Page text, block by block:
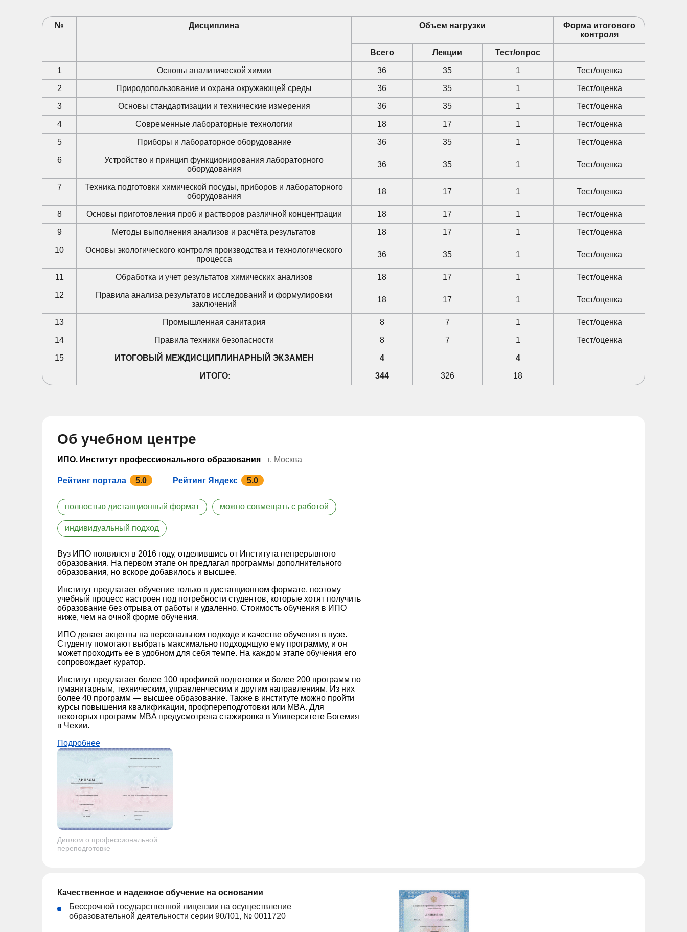
№ Дисциплина Объем нагрузки
Форма итогового
контроля
Всего Лекции Тест/опрос
1 Основы аналитической химии 36 35 1 Тест/оценка
2 Природопользование и охрана окружающей среды 36 35 1 Тест/оценка
3 Основы стандартизации и технические измерения 36 35 1 Тест/оценка
4 Современные лабораторные технологии 18 17 1 Тест/оценка
5 Приборы и лабораторное оборудование 36 35 1 Тест/оценка
6
Устройство и принцип функционирования лабораторного
оборудования
36 35 1 Тест/оценка
7
Техника подготовки химической посуды, приборов и лабораторного
оборудования
18 17 1 Тест/оценка
8 Основы приготовления проб и растворов различной концентрации 18 17 1 Тест/оценка
9 Методы выполнения анализов и расчёта результатов 18 17 1 Тест/оценка
10
Основы экологического контроля производства и технологического
процесса
36 35 1 Тест/оценка
11 Обработка и учет результатов химических анализов 18 17 1 Тест/оценка
12
Правила анализа результатов исследований и формулировки
заключений
18 17 1 Тест/оценка
13 Промышленная санитария 8 7 1 Тест/оценка
14 Правила техники безопасности 8 7 1 Тест/оценка
15 ИТОГОВЫЙ МЕЖДИСЦИПЛИНАРНЫЙ ЭКЗАМЕН 4 4
ИТОГО: 344 326 18
Об учебном центре
ИПО. Институт профессионального образования г. Москва
Рейтинг портала 5.0 Рейтинг Яндекс 5.0
полностью дистанционный формат можно совмещать с работой
индивидуальный подход
Вуз ИПО появился в 2016 году, отделившись от Института непрерывного
образования. На первом этапе он предлагал программы дополнительного
образования, но вскоре добавилось и высшее.
Институт предлагает обучение только в дистанционном формате, поэтому
учебный процесс настроен под потребности студентов, которые хотят получить
образование без отрыва от работы и удаленно. Стоимость обучения в ИПО
ниже, чем на очной форме обучения.
ИПО делает акценты на персональном подходе и качестве обучения в вузе.
Студенту помогают выбрать максимально подходящую ему программу, и он
может проходить ее в удобном для себя темпе. На каждом этапе обучения его
сопровождает куратор.
Институт предлагает более 100 профилей подготовки и более 200 программ по
гуманитарным, техническим, управленческим и другим направлениям. Из них
более 40 программ — высшее образование. Также в институте можно пройти
курсы повышения квалификации, профпереподготовки или MBA. Для
некоторых программ MBA предусмотрена стажировка в Университете Богемия
в Чехии.
Подробнее
Диплом о профессиональной
переподготовке
Качественное и надежное обучение на основании
Бессрочной государственной лицензии на осуществление
образовательной деятельности серии 90Л01, № 0011720